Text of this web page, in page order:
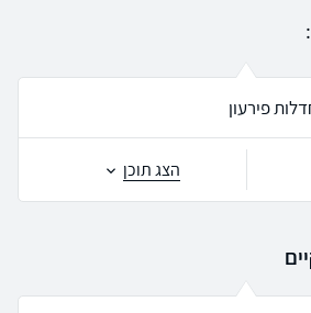
פירעון
הצג תוכן